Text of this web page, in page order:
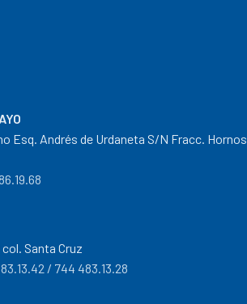
Esq. Andrés de Urdaneta S/N Fracc. Hornos
Santa Cruz
/ 744 483.13.28